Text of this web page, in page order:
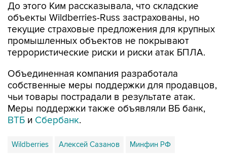
До этого Ким рассказывала, что складские
объекты Wildberries-Russ застрахованы, но
текущие страховые предложения для крупных
промышленных объектов не покрывают
террористические риски и риски атак БПЛА.
Объединенная компания разработала
собственные меры поддержки для продавцов,
чьи товары пострадали в результате атак.
Меры поддержки также объявляли ВБ банк,
ВТБ и Сбербанк.
Wildberries Алексей Сазанов Минфин РФ